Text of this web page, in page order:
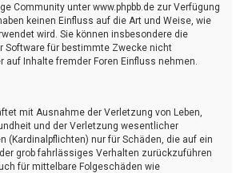
Community unter www.phpbb.de zur Verfügung
keinen Einfluss auf die Art und Weise, wie
wird. Sie können insbesondere die
Software für bestimmte Zwecke nicht
auf Inhalte fremder Foren Einfluss nehmen.
mit Ausnahme der Verletzung von Leben,
und der Verletzung wesentlicher
(Kardinalpflichten) nur für Schäden, die auf ein
grob fahrlässiges Verhalten zurückzuführen
für mittelbare Folgeschäden wie